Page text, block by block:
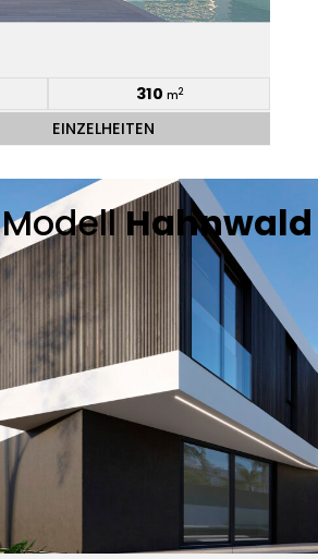
310 m2
EINZELHEITEN
ModellHahnwald